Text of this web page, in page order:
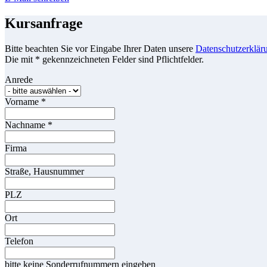
Kursanfrage
Bitte beachten Sie vor Eingabe Ihrer Daten unsere
Die mit * gekennzeichneten Felder sind Pflichtfelder.
Anrede
Vorname *
Nachname *
Firma
Straße, Hausnummer
PLZ
Ort
Telefon
bitte keine Sonderrufnummern eingeben